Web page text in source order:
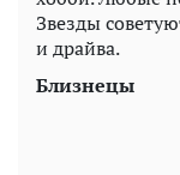
Звезды
и драйва.
Близнецы